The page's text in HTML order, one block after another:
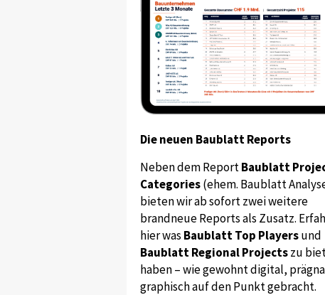
Die neuen Baublatt Reports
Neben dem ReportBaublatt
Categories(ehem. Baublatt
bieten wir ab sofort zwei weitere
brandneue Reports als Zusatz.
hier was Baublatt Top Playersund
Baublatt Regional Projectszu
haben – wie gewohnt digital,
graphisch auf den Punkt gebracht.